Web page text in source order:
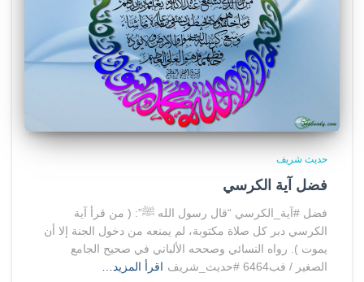
حديث شريف
فضل آية الكرسي
فضل #آية_الكرسي “قال رسول الله ﷺ”: ( من قرأ آية
الكرسي دبر كل صلاة مكتوبة، لم يمنعه من دخول الجنة إلا أن
يموت ). رواه النسائي وصححه الألباني في صحيح الجامع
الصغير / فب6464 #حديث_شريف
اقرأ المزيد…